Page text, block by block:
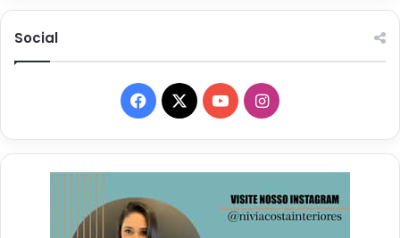
Social
Facebook
X YouTubeInstagram